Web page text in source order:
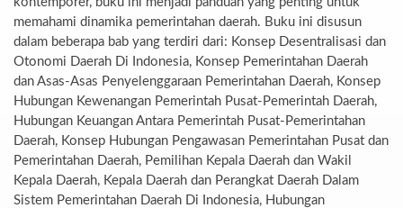
memahami dinamika pemerintahan daerah. Buku ini disusun
dalam beberapa bab yang terdiri dari: Konsep Desentralisasi dan
Otonomi Daerah Di Indonesia, Konsep Pemerintahan Daerah
dan Asas-Asas Penyelenggaraan Pemerintahan Daerah, Konsep
Hubungan Kewenangan Pemerintah Pusat-Pemerintah Daerah,
Hubungan Keuangan Antara Pemerintah Pusat-Pemerintahan
Daerah, Konsep Hubungan Pengawasan Pemerintahan Pusat dan
Pemerintahan Daerah, Pemilihan Kepala Daerah dan Wakil
Kepala Daerah, Kepala Daerah dan Perangkat Daerah Dalam
Sistem Pemerintahan Daerah Di Indonesia, Hubungan